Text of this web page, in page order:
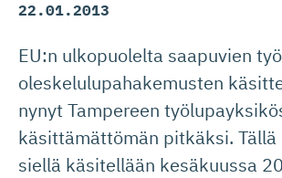
22.01.2013
EU:n ulkopuolelta saapuvien
oleskelulupahakemusten
nynyt Tampereen
käsittämättömän pitkäksi. Tällä
siellä käsitellään kesäkuussa